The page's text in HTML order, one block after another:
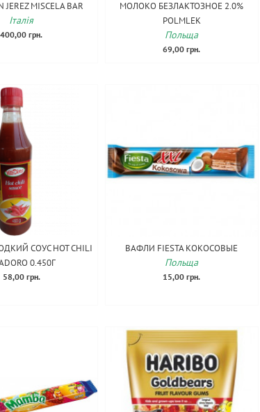
MISCELA BAR
Італія
400,00 грн.
МОЛОКО БЕЗЛАКТОЗНОЕ 2.0%
POLMLEK
Польща
69,00 грн.
СОУС HOT CHILI
0.450Г
58,00 грн.
ВАФЛИ FIESTA КОКОСОВЫЕ
Польща
15,00 грн.